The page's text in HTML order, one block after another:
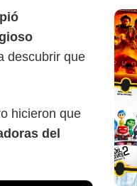
descubrir que
hicieron que
del